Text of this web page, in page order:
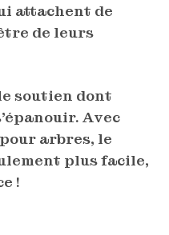
attachent de
de leurs
soutien dont
Avec
arbres, le
plus facile,
!